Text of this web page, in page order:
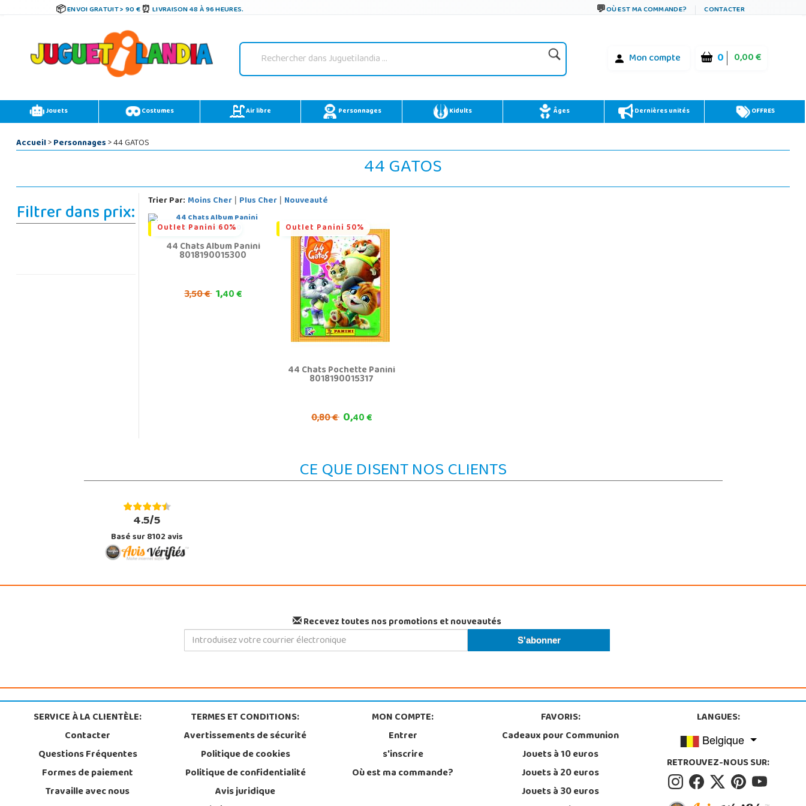
ENVOI GRATUIT > 90 € LIVRAISON 48 À 96 HEURES. OÙ EST MA COMMANDE? CONTACTER
Mon compte 0 0,00 €
Jouets Costumes Air libre Personnages Kidults Âges Dernières unités OFFRES
Accueil>Personnages> 44 GATOS
44 GATOS
Filtrer dans prix: Trier Par: Moins Cher| Plus Cher| Nouveauté
Outlet Panini 60%
44 Chats Album Panini
8018190015300
3,50 € 1,40 €
Outlet Panini 50%
44 Chats Pochette Panini
8018190015317
0,80 € 0,40 €
CE QUE DISENT NOS CLIENTS
4.5/5
Basé sur 8102 avis
Recevez toutes nos promotions et nouveautés
SERVICE À LA CLIENTÈLE:
Contacter
Questions Fréquentes
Formes de paiement
Travaille avec nous
TERMES ET CONDITIONS:
Avertissements de sécurité
Politique de cookies
Politique de confidentialité
Avis juridique
MON COMPTE:
Entrer
s'inscrire
Où est ma commande?
FAVORIS:
Cadeaux pour Communion
Jouets à 10 euros
Jouets à 20 euros
Jouets à 30 euros
LANGUES:
Belgique
RETROUVEZ-NOUS SUR: